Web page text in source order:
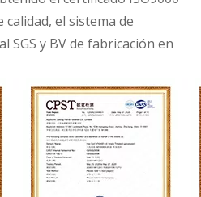
el sistema de
SGS y BV de fabricación en